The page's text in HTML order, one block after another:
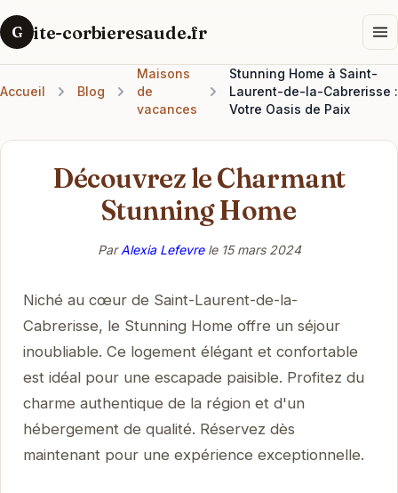
G ite-corbieresaude.fr
Accueil Blog
Maisons
de
vacances
Stunning Home à Saint-
Laurent-de-la-Cabrerisse :
Votre Oasis de Paix
Découvrez le Charmant
Stunning Home
ParAlexia Lefevrele 15 mars 2024
Niché au cœur de Saint-Laurent-de-la-
Cabrerisse, le Stunning Home offre un séjour
inoubliable. Ce logement élégant et confortable
est idéal pour une escapade paisible. Profitez du
charme authentique de la région et d'un
hébergement de qualité. Réservez dès
maintenant pour une expérience exceptionnelle.